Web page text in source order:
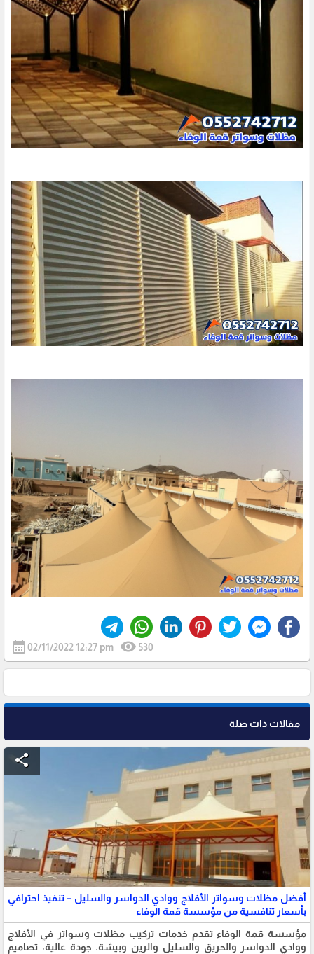
calendar_month02/11/2022 12:27 pm visibility 530
مقالات ذات صلة
share
أفضل مظلات وسواتر الأفلاج ووادي الدواسر والسليل – تنفيذ احترافي
بأسعار تنافسية من مؤسسة قمة الوفاء
مؤسسة قمة الوفاء تقدم خدمات تركيب مظلات وسواتر في الأفلاج
ووادي الدواسر والحريق والسليل والرين وبيشة. جودة عالية، تصاميم